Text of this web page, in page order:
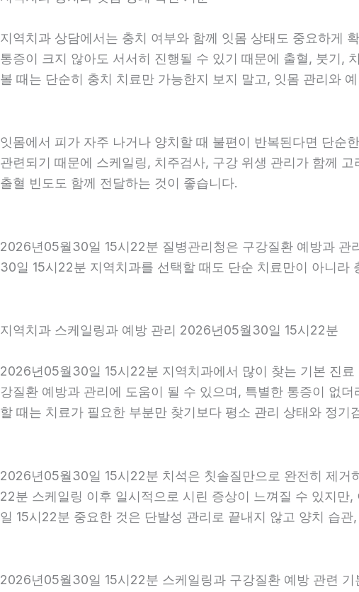
지역치과 상담에서는 충치 여부와 함께 잇몸 상태도 중요하게
통증이 크지 않아도 서서히 진행될 수 있기 때문에 출혈, 붓기,
볼 때는 단순히 충치 치료만 가능한지 보지 말고, 잇몸 관리와
잇몸에서 피가 자주 나거나 양치할 때 불편이 반복된다면 단순
관련되기 때문에 스케일링, 치주검사, 구강 위생 관리가 함께
출혈 빈도도 함께 전달하는 것이 좋습니다.
2026년05월30일 15시22분 질병관리청은 구강질환 예방과
30일 15시22분 지역치과를 선택할 때도 단순 치료만이 아니
지역치과 스케일링과 예방 관리 2026년05월30일 15시22분
2026년05월30일 15시22분 지역치과에서 많이 찾는 기본 진
강질환 예방과 관리에 도움이 될 수 있으며, 특별한 통증이 없
할 때는 치료가 필요한 부분만 찾기보다 평소 관리 상태와 정
2026년05월30일 15시22분 치석은 칫솔질만으로 완전히 제
22분 스케일링 이후 일시적으로 시린 증상이 느껴질 수 있지
일 15시22분 중요한 것은 단발성 관리로 끝내지 않고 양치 습
2026년05월30일 15시22분 스케일링과 구강질환 예방 관련 기